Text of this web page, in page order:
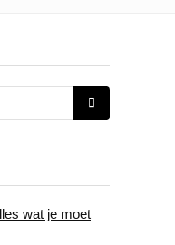
wat je moet